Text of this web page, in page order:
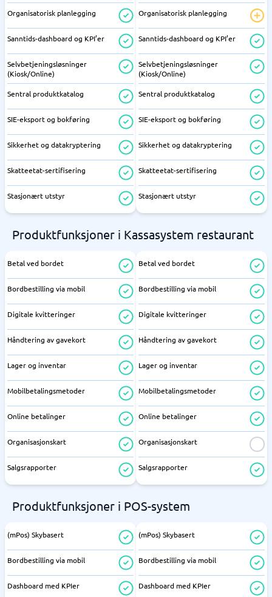
Organisatorisk planlegging
Sanntids-dashboard og KPI’er
Selvbetjeningsløsninger
(Kiosk/Online)
Sentral produktkatalog
SIE-eksport og bokføring
Sikkerhet og datakryptering
Skatteetat-sertifisering
Stasjonært utstyr
Organisatorisk planlegging
Sanntids-dashboard og KPI’er
Selvbetjeningsløsninger
(Kiosk/Online)
Sentral produktkatalog
SIE-eksport og bokføring
Sikkerhet og datakryptering
Skatteetat-sertifisering
Stasjonært utstyr
Produktfunksjoner i Kassasystem restaurant
Betal ved bordet
Bordbestilling via mobil
Digitale kvitteringer
Håndtering av gavekort
Lager og inventar
Mobilbetalingsmetoder
Online betalinger
Organisasjonskart
Salgsrapporter
Betal ved bordet
Bordbestilling via mobil
Digitale kvitteringer
Håndtering av gavekort
Lager og inventar
Mobilbetalingsmetoder
Online betalinger
Organisasjonskart
Salgsrapporter
Produktfunksjoner i POS-system
(mPos) Skybasert
Bordbestilling via mobil
Dashboard med KPIer
(mPos) Skybasert
Bordbestilling via mobil
Dashboard med KPIer